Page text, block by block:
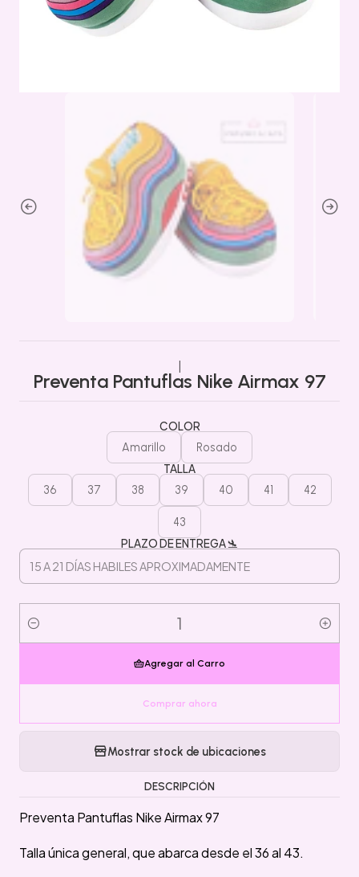
Preventa Pantuflas Nike Airmax 97
COLOR
Amarillo Rosado
TALLA
36 37 38 39 40 41 42
43
PLAZO DE ENTREGA 🛬
Cantidad
Agregar al Carro
Comprar ahora
Mostrar stock de ubicaciones
DESCRIPCIÓN
Preventa Pantuflas Nike Airmax 97
Talla única general, que abarca desde el 36 al 43.